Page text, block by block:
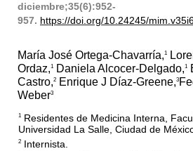
diciembre;35(6):952-
957. https://doi.org/10.24245/
María José Ortega-Chavarría,1
Ordaz,1 Daniela Alcocer-Delgado,1
Castro,2 Enrique J Díaz-Greene,3
Weber3
1 Residentes de Medicina Interna,
Universidad La Salle, Ciudad de
2 Internista.